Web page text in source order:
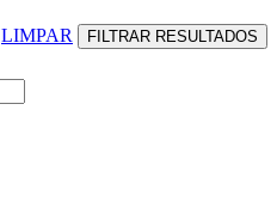
LIMPAR